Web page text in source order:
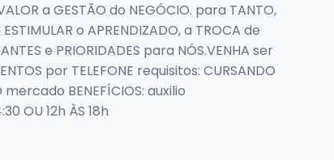
a GESTÃO do NEGÓCIO. para TANTO,
o APRENDIZADO, a TROCA de
e PRIORIDADES para NÓS.VENHA ser
por TELEFONE requisitos: CURSANDO
BENEFÍCIOS: auxilio
OU 12h ÀS 18h